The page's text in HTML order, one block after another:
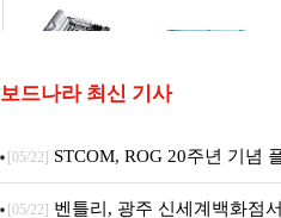
보드나라 최신 기사
[05/22] STCOM, ROG 20주년 기념
Crosshair X870E EDITION 20 국
[05/22] 벤틀리, 광주 신세계백화점